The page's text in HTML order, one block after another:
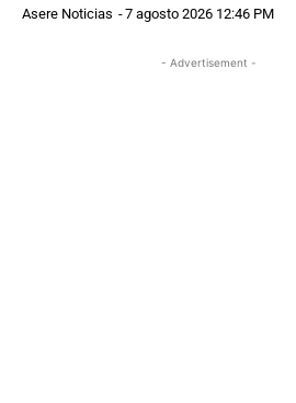
Asere Noticias -7 agosto 2026 12:46 PM
- Advertisement -